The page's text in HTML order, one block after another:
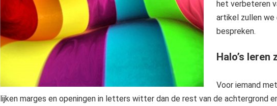
het verbeteren
artikel zullen we
bespreken.
Halo’s leren
Voor iemand
lijken marges en openingen in letters witter dan de rest van de achtergrond